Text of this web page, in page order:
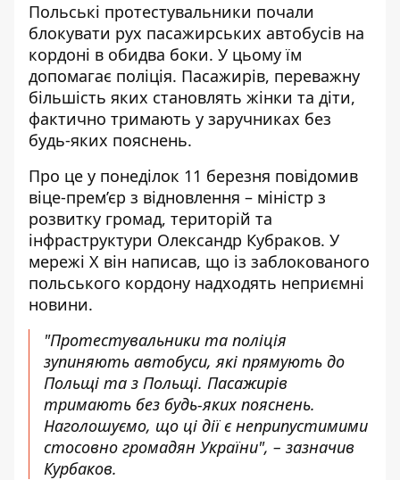
Польські протестувальники почали
блокувати рух пасажирських автобусів на
кордоні в обидва боки. У цьому їм
допомагає поліція. Пасажирів, переважну
більшість яких становлять жінки та діти,
фактично тримають у заручниках без
будь-яких пояснень.
Про це у понеділок 11 березня повідомив
віце-прем’єр з відновлення – міністр з
розвитку громад, територій та
інфраструктури Олександр Кубраков. У
мережі Х він написав, що із заблокованого
польського кордону надходять неприємні
новини.
"Протестувальники та поліція
зупиняють автобуси, які прямують до
Польщі та з Польщі. Пасажирів
тримають без будь-яких пояснень.
Наголошуємо, що ці дії є неприпустимими
стосовно громадян України", – зазначив
Курбаков.